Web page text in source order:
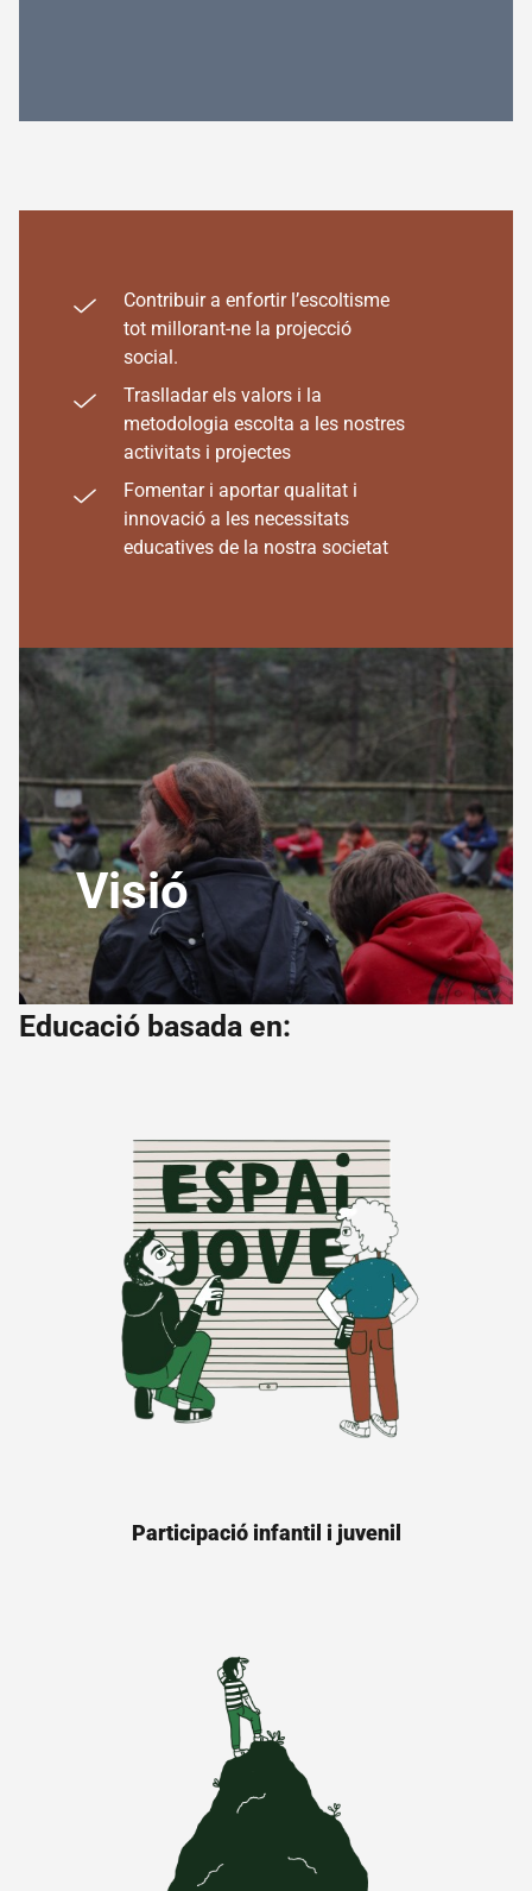
Contribuir a enfortir l’escoltisme
tot millorant-ne la projecció
social.
Traslladar els valors i la
metodologia escolta a les nostres
activitats i projectes
Fomentar i aportar qualitat i
innovació a les necessitats
educatives de la nostra societat
Visió
Educació basada en:
Participació infantil i juvenil